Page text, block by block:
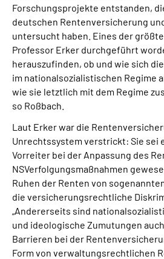
Forschungsprojekte entstanden,
deutschen Rentenversicherung
untersucht haben. Eines der
Professor Erker durchgeführt
herauszufinden, ob und wie sich
im nationalsozialistischen Regime
wie sie letztlich mit dem Regime
so Roßbach.
Laut Erker war die
Unrechtssystem verstrickt: Sie sei
Vorreiter bei der Anpassung des
NSVerfolgungsmaßnahmen
Ruhen der Renten von
die versicherungsrechtliche
„Andererseits sind
und ideologische Zumutungen
Barrieren bei der
Form von verwaltungsrechtlichen